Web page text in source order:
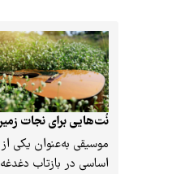
نُت‌هایی برای نجات
موسیقی به‌عنوان یکی
اساسی در بازتاب